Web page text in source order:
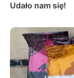
Udało nam się!